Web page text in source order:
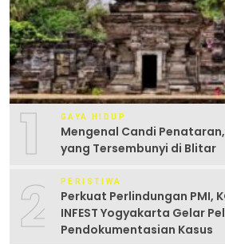
1 GAYA HIDUP
Mengenal Candi
yang Tersembunyi di Blitar
2 PERISTIWA
Perkuat Perlindungan PMI,
INFEST Yogyakarta Gelar
Pendokumentasian Kasus